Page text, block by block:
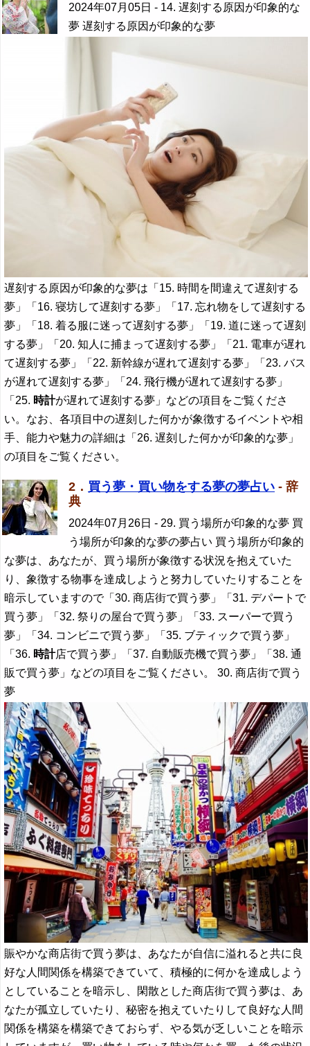
2024年07月05日 - 14. 遅刻する原因が印象的な
夢 遅刻する原因が印象的な夢
遅刻する原因が印象的な夢は「15. 時間を間違えて遅刻する
夢」「16. 寝坊して遅刻する夢」「17. 忘れ物をして遅刻する
夢」「18. 着る服に迷って遅刻する夢」「19. 道に迷って遅刻
する夢」「20. 知人に捕まって遅刻する夢」「21. 電車が遅れ
て遅刻する夢」「22. 新幹線が遅れて遅刻する夢」「23. バス
が遅れて遅刻する夢」「24. 飛行機が遅れて遅刻する夢」
「25. 時計が遅れて遅刻する夢」などの項目をご覧くださ
い。なお、各項目中の遅刻した何かが象徴するイベントや相
手、能力や魅力の詳細は「26. 遅刻した何かが印象的な夢」
の項目をご覧ください。
2． 買う夢・買い物をする夢の夢占い - 辞
典
2024年07月26日 - 29. 買う場所が印象的な夢 買
う場所が印象的な夢の夢占い 買う場所が印象的
な夢は、あなたが、買う場所が象徴する状況を抱えていた
り、象徴する物事を達成しようと努力していたりすることを
暗示していますので「30. 商店街で買う夢」「31. デパートで
買う夢」「32. 祭りの屋台で買う夢」「33. スーパーで買う
夢」「34. コンビニで買う夢」「35. ブティックで買う夢」
「36. 時計店で買う夢」「37. 自動販売機で買う夢」「38. 通
販で買う夢」などの項目をご覧ください。 30. 商店街で買う
夢
賑やかな商店街で買う夢は、あなたが自信に溢れると共に良
好な人間関係を構築できていて、積極的に何かを達成しよう
としていることを暗示し、閑散とした商店街で買う夢は、あ
なたが孤立していたり、秘密を抱えていたりして良好な人間
関係を構築を構築できておらず、やる気が乏しいことを暗示